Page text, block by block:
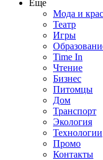
Еще
Мода и
Театр
Игры
Time In
Чтение
Бизнес
Питомцы
Дом
Транспорт
Экология
Технологии
Промо
Контакты